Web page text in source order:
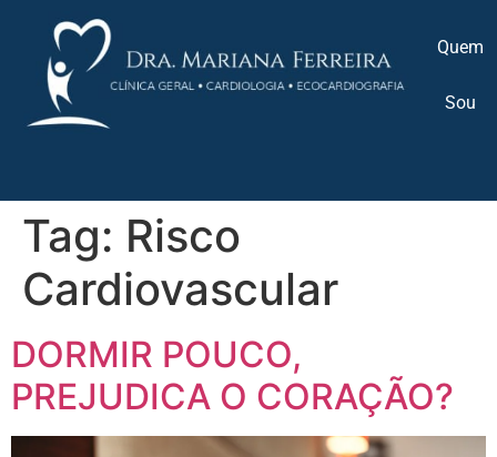
Quem
Sou
Tag: Risco
Cardiovascular
DORMIR POUCO,
PREJUDICA O CORAÇÃO?